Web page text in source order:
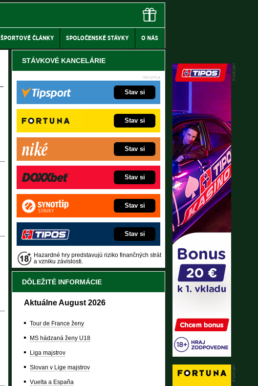
ŠPORTOVÉ ČLÁNKY SPOLOČENSKÉ STÁVKY O NÁS
STÁVKOVÉ KANCELÁRIE
Stav si
Stav si
Stav si
Stav si
Stav si
Stav si
Hazardné hry predstavujú riziko finančných strát
a vzniku závislosti.
DÔLEŽITÉ INFORMÁCIE
Aktuálne August 2026
Tour de France ženy
MS hádzaná ženy U18
Liga majstrov
Slovan v Lige majstrov
Vuelta a España